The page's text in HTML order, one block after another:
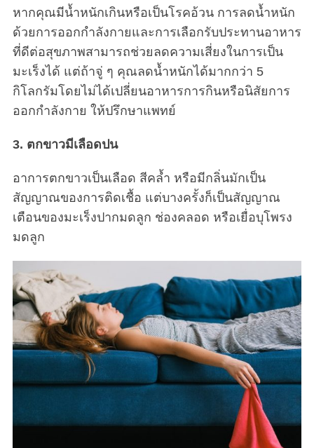
หากคุณมีน้ำหนักเกินหรือเป็นโรคอ้วน การลดน้ำหนัก
ด้วยการออกกำลังกายและการเลือกรับประทานอาหาร
ที่ดีต่อสุขภาพสามารถช่วยลดความเสี่ยงในการเป็น
มะเร็งได้ แต่ถ้าจู่ ๆ คุณลดน้ำหนักได้มากกว่า 5
กิโลกรัมโดยไม่ได้เปลี่ยนอาหารการกินหรือนิสัยการ
ออกกำลังกาย ให้ปรึกษาแพทย์
3. ตกขาวมีเลือดปน
อาการตกขาวเป็นเลือด สีคล้ำ หรือมีกลิ่นมักเป็น
สัญญาณของการติดเชื้อ แต่บางครั้งก็เป็นสัญญาณ
เตือนของมะเร็งปากมดลูก ช่องคลอด หรือเยื่อบุโพรง
มดลูก